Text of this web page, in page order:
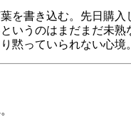
を書き込む。先日購
いうのはまだまだ未
黙っていられない心境。